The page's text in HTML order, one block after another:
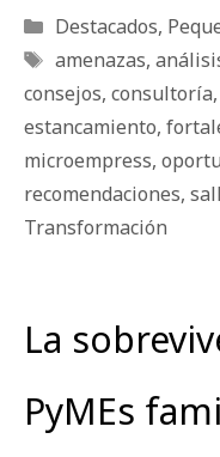
Categorías
Destacados,
Etiquetas
amenazas,
consejos, consultoría,
estancamiento,
microempress,
recomendaciones,
Transformación
La
PyMEs